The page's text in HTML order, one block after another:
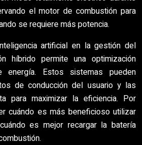
el motor de combustión para
se requiere más potencia.
artificial en la gestión del
híbrido permite una optimización
Estos sistemas pueden
de conducción del usuario y las
para maximizar la eficiencia. Por
cuándo es más beneficioso utilizar
es mejor recargar la batería